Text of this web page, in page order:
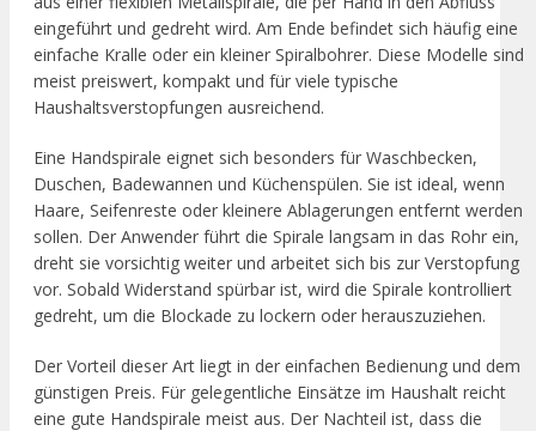
eingeführt und gedreht wird. Am Ende befindet sich häufig eine
einfache Kralle oder ein kleiner Spiralbohrer. Diese Modelle sind
meist preiswert, kompakt und für viele typische
Haushaltsverstopfungen ausreichend.
Eine Handspirale eignet sich besonders für Waschbecken,
Duschen, Badewannen und Küchenspülen. Sie ist ideal, wenn
Haare, Seifenreste oder kleinere Ablagerungen entfernt werden
sollen. Der Anwender führt die Spirale langsam in das Rohr ein,
dreht sie vorsichtig weiter und arbeitet sich bis zur Verstopfung
vor. Sobald Widerstand spürbar ist, wird die Spirale kontrolliert
gedreht, um die Blockade zu lockern oder herauszuziehen.
Der Vorteil dieser Art liegt in der einfachen Bedienung und dem
günstigen Preis. Für gelegentliche Einsätze im Haushalt reicht
eine gute Handspirale meist aus. Der Nachteil ist, dass die